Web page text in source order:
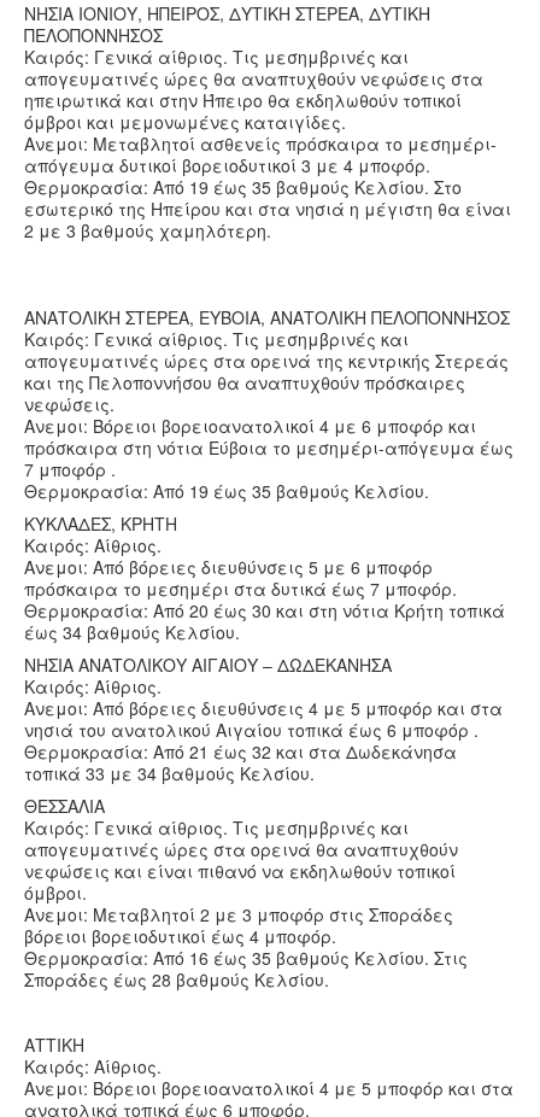
ΝΗΣΙΑ ΙΟΝΙΟΥ, ΗΠΕΙΡΟΣ, ΔΥΤΙΚΗ ΣΤΕΡΕΑ, ΔΥΤΙΚΗ
ΠΕΛΟΠΟΝΝΗΣΟΣ
Καιρός: Γενικά αίθριος. Τις μεσημβρινές και
απογευματινές ώρες θα αναπτυχθούν νεφώσεις στα
ηπειρωτικά και στην Ήπειρο θα εκδηλωθούν τοπικοί
όμβροι και μεμονωμένες καταιγίδες.
Ανεμοι: Μεταβλητοί ασθενείς πρόσκαιρα το μεσημέρι-
απόγευμα δυτικοί βορειοδυτικοί 3 με 4 μποφόρ.
Θερμοκρασία: Από 19 έως 35 βαθμούς Κελσίου. Στο
εσωτερικό της Ηπείρου και στα νησιά η μέγιστη θα είναι
2 με 3 βαθμούς χαμηλότερη.
ΑΝΑΤΟΛΙΚΗ ΣΤΕΡΕΑ, ΕΥΒΟΙΑ, ΑΝΑΤΟΛΙΚΗ ΠΕΛΟΠΟΝΝΗΣΟΣ
Καιρός: Γενικά αίθριος. Τις μεσημβρινές και
απογευματινές ώρες στα ορεινά της κεντρικής Στερεάς
και της Πελοποννήσου θα αναπτυχθούν πρόσκαιρες
νεφώσεις.
Ανεμοι: Βόρειοι βορειοανατολικοί 4 με 6 μποφόρ και
πρόσκαιρα στη νότια Εύβοια το μεσημέρι-απόγευμα έως
7 μποφόρ .
Θερμοκρασία: Από 19 έως 35 βαθμούς Κελσίου.
ΚΥΚΛΑΔΕΣ, ΚΡΗΤΗ
Καιρός: Αίθριος.
Ανεμοι: Από βόρειες διευθύνσεις 5 με 6 μποφόρ
πρόσκαιρα το μεσημέρι στα δυτικά έως 7 μποφόρ.
Θερμοκρασία: Από 20 έως 30 και στη νότια Κρήτη τοπικά
έως 34 βαθμούς Κελσίου.
ΝΗΣΙΑ ΑΝΑΤΟΛΙΚΟΥ ΑΙΓΑΙΟΥ – ΔΩΔΕΚΑΝΗΣΑ
Καιρός: Αίθριος.
Ανεμοι: Από βόρειες διευθύνσεις 4 με 5 μποφόρ και στα
νησιά του ανατολικού Αιγαίου τοπικά έως 6 μποφόρ .
Θερμοκρασία: Από 21 έως 32 και στα Δωδεκάνησα
τοπικά 33 με 34 βαθμούς Κελσίου.
ΘΕΣΣΑΛΙΑ
Καιρός: Γενικά αίθριος. Τις μεσημβρινές και
απογευματινές ώρες στα ορεινά θα αναπτυχθούν
νεφώσεις και είναι πιθανό να εκδηλωθούν τοπικοί
όμβροι.
Ανεμοι: Μεταβλητοί 2 με 3 μποφόρ στις Σποράδες
βόρειοι βορειοδυτικοί έως 4 μποφόρ.
Θερμοκρασία: Από 16 έως 35 βαθμούς Κελσίου. Στις
Σποράδες έως 28 βαθμούς Κελσίου.
ΑΤΤΙΚΗ
Καιρός: Αίθριος.
Ανεμοι: Βόρειοι βορειοανατολικοί 4 με 5 μποφόρ και στα
ανατολικά τοπικά έως 6 μποφόρ.